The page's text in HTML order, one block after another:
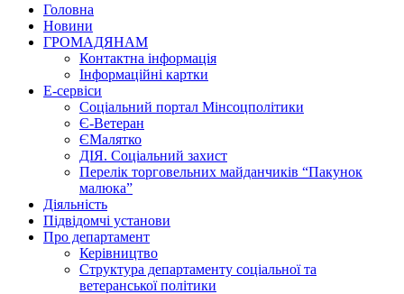
Головна
Новини
ГРОМАДЯНАМ
Контактна інформація
Інформаційні картки
Е-сервіси
Соціальний портал Мінсоцполітики
Є-Ветеран
ЄМалятко
ДІЯ. Соціальний захист
Перелік торговельних майданчиків “Пакунок
малюка”
Діяльність
Підвідомчі установи
Про департамент
Керівництво
Структура департаменту соціальної та
ветеранської політики